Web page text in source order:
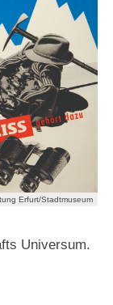
Erfurt/Stadtmuseum
Universum.